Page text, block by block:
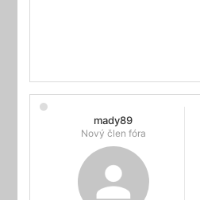
mady89
Nový člen fóra